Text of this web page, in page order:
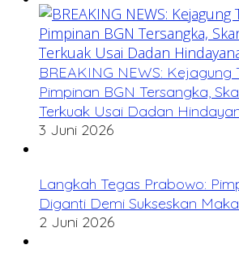
BREAKING NEWS: Kejagung
Pimpinan BGN Tersangka,
Terkuak Usai Dadan
3 Juni 2026
Langkah Tegas Prabowo:
Diganti Demi Sukseskan
2 Juni 2026